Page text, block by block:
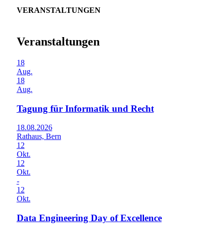
VERANSTALTUNGEN
Veranstaltungen
18
Aug.
18
Aug.
Tagung für Informatik und Recht
18.08.2026
Rathaus, Bern
12
Okt.
12
Okt.
-
12
Okt.
Data Engineering Day of Excellence